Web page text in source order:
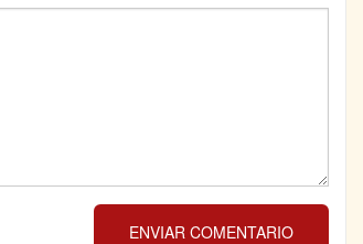
ENVIAR COMENTARIO